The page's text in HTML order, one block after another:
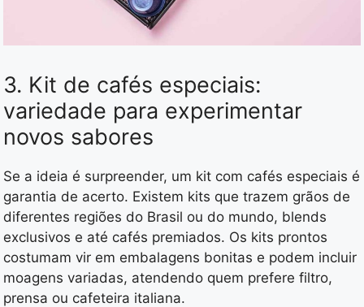
3. Kit de cafés especiais:
variedade para experimentar
novos sabores
Se a ideia é surpreender, um kit com cafés especiais é
garantia de acerto. Existem kits que trazem grãos de
diferentes regiões do Brasil ou do mundo, blends
exclusivos e até cafés premiados. Os kits prontos
costumam vir em embalagens bonitas e podem incluir
moagens variadas, atendendo quem prefere filtro,
prensa ou cafeteira italiana.